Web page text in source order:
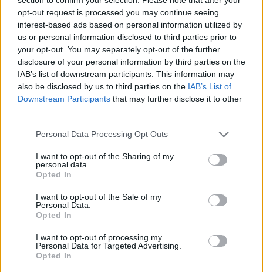
opt-out request is processed you may continue seeing
interest-based ads based on personal information utilized by
us or personal information disclosed to third parties prior to
your opt-out. You may separately opt-out of the further
disclosure of your personal information by third parties on the
IAB’s list of downstream participants. This information may
also be disclosed by us to third parties on the IAB’s List of
Downstream Participants that may further disclose it to other
Personal Data Processing Opt Outs
I want to opt-out of the Sharing of my
personal data.
Opted In
I want to opt-out of the Sale of my
Personal Data.
Opted In
I want to opt-out of processing my
Personal Data for Targeted Advertising.
Opted In
Genesis
Genesis2
Lost Island
Crystal Island
Fjordur
The Volcano
Bzgl. Der Serversettings schaut bitte auf unsere
geändert und nur dort sind sie aktuell! http://blacky-
ware.de
Auch weitere Info´s findet ihr dort (Regeln, Mod´s etc.)
und Hilfestellungen.
Hier werden keinerlei Anpassungen vorgenommen,
bitte habt Verständnis dafür.